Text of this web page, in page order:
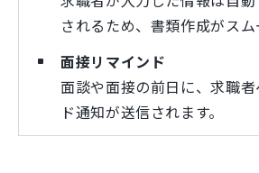
されるため、書類作成がスム
面接リマインド
面談や面接の前日に、求職
ド通知が送信されます。